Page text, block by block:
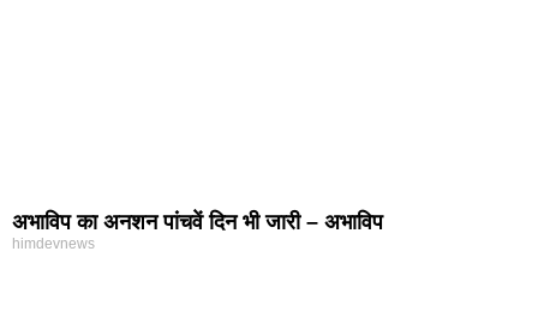
अभाविप का अनशन पांचवें दिन भी जारी – अभाविप
himdevnews